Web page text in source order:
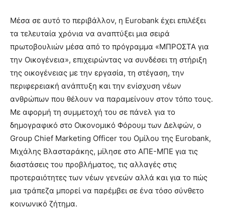
Μέσα σε αυτό το περιβάλλον, η Eurobank έχει επιλέξει
τα τελευταία χρόνια να αναπτύξει μια σειρά
πρωτοβουλιών μέσα από το πρόγραμμα «ΜΠΡΟΣΤΑ για
την Οικογένεια», επιχειρώντας να συνδέσει τη στήριξη
της οικογένειας με την εργασία, τη στέγαση, την
περιφερειακή ανάπτυξη και την ενίσχυση νέων
ανθρώπων που θέλουν να παραμείνουν στον τόπο τους.
Με αφορμή τη συμμετοχή του σε πάνελ για το
δημογραφικό στο Οικονομικό Φόρουμ των Δελφών, ο
Group Chief Marketing Officer του Ομίλου της Eurobank,
Μιχάλης Βλασταράκης, μίλησε στο ΑΠΕ-ΜΠΕ για τις
διαστάσεις του προβλήματος, τις αλλαγές στις
προτεραιότητες των νέων γενεών αλλά και για το πώς
μια τράπεζα μπορεί να παρέμβει σε ένα τόσο σύνθετο
κοινωνικό ζήτημα.